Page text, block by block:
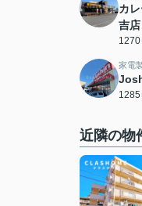
カ
吉店
1270
家電
1285
近隣の物